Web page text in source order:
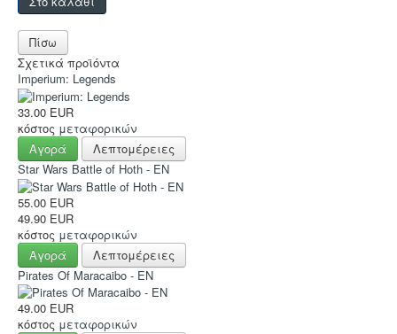
Puzzle
Deco & Ένδυση
Hot Deals!
Αρχική σελίδα
Σχετικά προϊόντα
Imperium: Legends
33.00 EUR
κόστος μεταφορικών
Αγορά
Λεπτομέρειες
Star Wars Battle of Hoth - EN
55.00 EUR
49.90 EUR
κόστος μεταφορικών
Αγορά
Λεπτομέρειες
Pirates Of Maracaibo - EN
49.00 EUR
κόστος μεταφορικών